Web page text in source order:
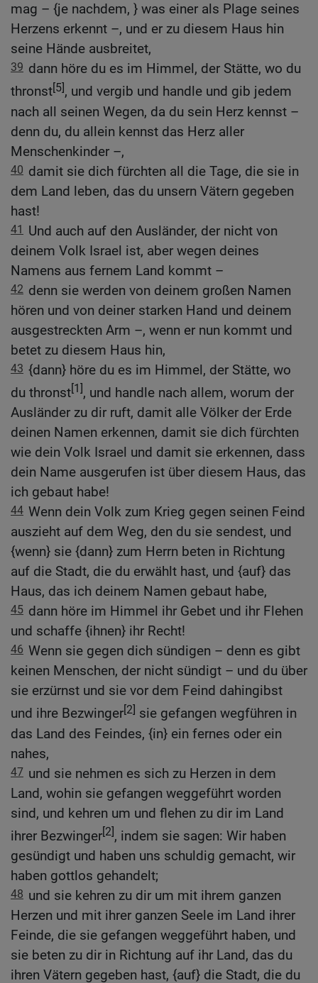
mag – {je nachdem, } was einer als Plage seines
Herzens erkennt –, und er zu diesem Haus hin
seine Hände ausbreitet,
39 dann höre du es im Himmel, der Stätte, wo du
thronst[5], und vergib und handle und gib jedem
nach all seinen Wegen, da du sein Herz kennst –
denn du, du allein kennst das Herz aller
Menschenkinder –,
40 damit sie dich fürchten all die Tage, die sie in
dem Land leben, das du unsern Vätern gegeben
hast!
41 Und auch auf den Ausländer, der nicht von
deinem Volk Israel ist, aber wegen deines
Namens aus fernem Land kommt –
42 denn sie werden von deinem großen Namen
hören und von deiner starken Hand und deinem
ausgestreckten Arm –, wenn er nun kommt und
betet zu diesem Haus hin,
43 {dann} höre du es im Himmel, der Stätte, wo
du thronst[1], und handle nach allem, worum der
Ausländer zu dir ruft, damit alle Völker der Erde
deinen Namen erkennen, damit sie dich fürchten
wie dein Volk Israel und damit sie erkennen, dass
dein Name ausgerufen ist über diesem Haus, das
ich gebaut habe!
44 Wenn dein Volk zum Krieg gegen seinen Feind
auszieht auf dem Weg, den du sie sendest, und
{wenn} sie {dann} zum Herrn beten in Richtung
auf die Stadt, die du erwählt hast, und {auf} das
Haus, das ich deinem Namen gebaut habe,
45 dann höre im Himmel ihr Gebet und ihr Flehen
und schaffe {ihnen} ihr Recht!
46 Wenn sie gegen dich sündigen – denn es gibt
keinen Menschen, der nicht sündigt – und du über
sie erzürnst und sie vor dem Feind dahingibst
und ihre Bezwinger[2] sie gefangen wegführen in
das Land des Feindes, {in} ein fernes oder ein
nahes,
47 und sie nehmen es sich zu Herzen in dem
Land, wohin sie gefangen weggeführt worden
sind, und kehren um und flehen zu dir im Land
ihrer Bezwinger[2], indem sie sagen: Wir haben
gesündigt und haben uns schuldig gemacht, wir
haben gottlos gehandelt;
48 und sie kehren zu dir um mit ihrem ganzen
Herzen und mit ihrer ganzen Seele im Land ihrer
Feinde, die sie gefangen weggeführt haben, und
sie beten zu dir in Richtung auf ihr Land, das du
ihren Vätern gegeben hast, {auf} die Stadt, die du